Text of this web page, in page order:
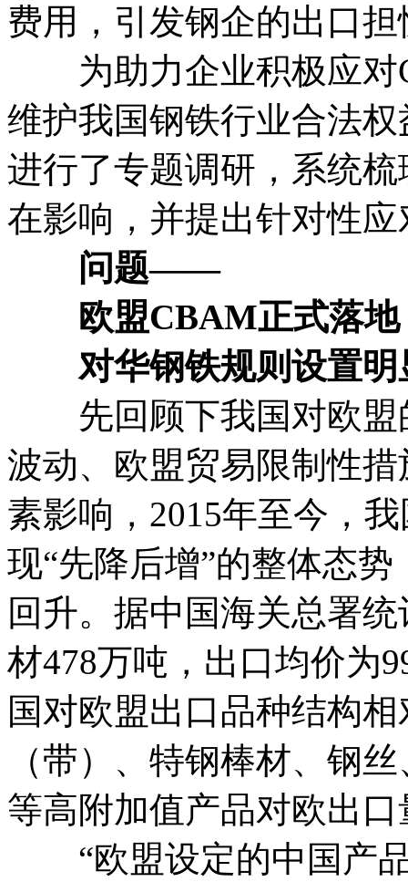
费用，引发钢企的出口担
为助力企业积极应对
维护我国钢铁行业合法
进行了专题调研，系统
在影响，并提出针对性
问题——
欧盟CBAM正式落地
对华钢铁规则设置明
先回顾下我国对欧盟
波动、欧盟贸易限制性
素影响，2015年至今，
现“先降后增”的整体态
回升。据中国海关总署
材478万吨，出口均价为
国对欧盟出口品种结构
（带）、特钢棒材、钢
等高附加值产品对欧出
“欧盟设定的中国产品